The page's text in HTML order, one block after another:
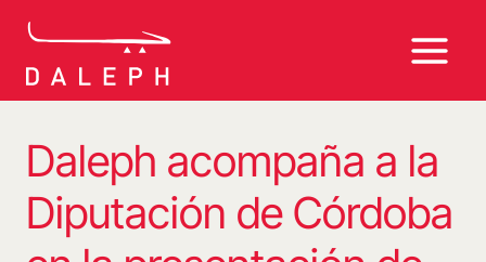
Daleph acompaña a la
Diputación de Córdoba